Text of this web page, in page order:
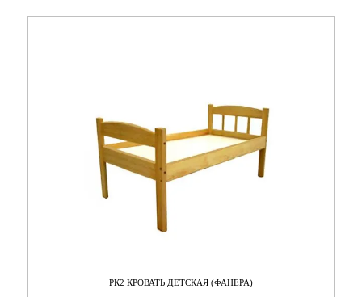
РК2 КРОВАТЬ ДЕТСКАЯ (ФАНЕРА)